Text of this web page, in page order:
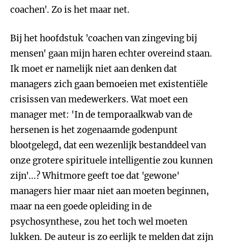
coachen'. Zo is het maar net.
Bij het hoofdstuk 'coachen van zingeving bij
mensen' gaan mijn haren echter overeind staan.
Ik moet er namelijk niet aan denken dat
managers zich gaan bemoeien met existentiële
crisissen van medewerkers. Wat moet een
manager met: 'In de temporaalkwab van de
hersenen is het zogenaamde godenpunt
blootgelegd, dat een wezenlijk bestanddeel van
onze grotere spirituele intelligentie zou kunnen
zijn'...? Whitmore geeft toe dat 'gewone'
managers hier maar niet aan moeten beginnen,
maar na een goede opleiding in de
psychosynthese, zou het toch wel moeten
lukken. De auteur is zo eerlijk te melden dat zijn